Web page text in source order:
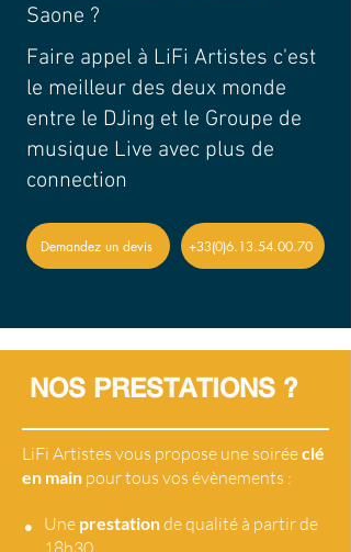
Saone ?
Faire appel à LiFi Artistes c'est
le meilleur des deux monde
entre le DJing et le Groupe de
musique Live avec plus de
connection
Demandez un devis +33(0)6.13.54.00.70
NOS PRESTATIONS ?
LiFi Artistes vous propose une soiréeclé
en main pour tous vos évènements :
• Une prestationde qualité à partir de
18h30